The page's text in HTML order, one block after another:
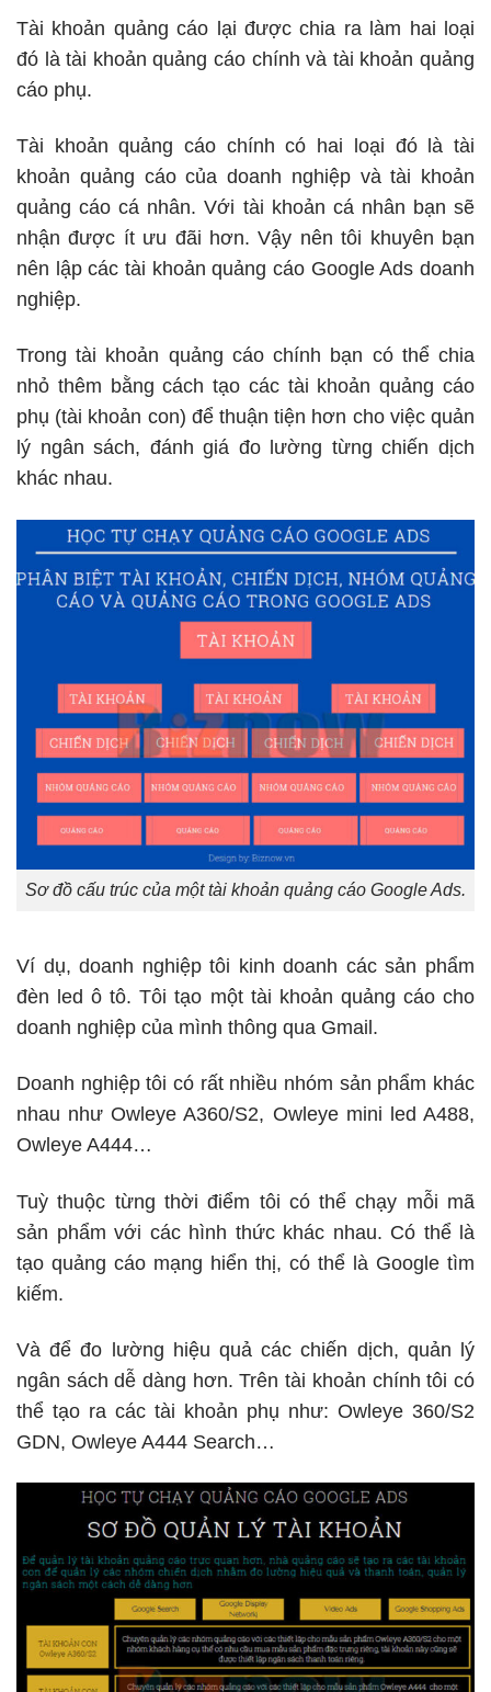
Tài khoản quảng cáo lại được chia ra làm hai loại
đó là tài khoản quảng cáo chính và tài khoản quảng
cáo phụ.
Tài khoản quảng cáo chính có hai loại đó là tài
khoản quảng cáo của doanh nghiệp và tài khoản
quảng cáo cá nhân. Với tài khoản cá nhân bạn sẽ
nhận được ít ưu đãi hơn. Vậy nên tôi khuyên bạn
nên lập các tài khoản quảng cáo Google Ads doanh
nghiệp.
Trong tài khoản quảng cáo chính bạn có thể chia
nhỏ thêm bằng cách tạo các tài khoản quảng cáo
phụ (tài khoản con) để thuận tiện hơn cho việc quản
lý ngân sách, đánh giá đo lường từng chiến dịch
khác nhau.
Sơ đồ cấu trúc của một tài khoản quảng cáo Google Ads.
Ví dụ, doanh nghiệp tôi kinh doanh các sản phẩm
đèn led ô tô. Tôi tạo một tài khoản quảng cáo cho
doanh nghiệp của mình thông qua Gmail.
Doanh nghiệp tôi có rất nhiều nhóm sản phẩm khác
nhau như Owleye A360/S2, Owleye mini led A488,
Owleye A444…
Tuỳ thuộc từng thời điểm tôi có thể chạy mỗi mã
sản phẩm với các hình thức khác nhau. Có thể là
tạo quảng cáo mạng hiển thị, có thể là Google tìm
kiếm.
Và để đo lường hiệu quả các chiến dịch, quản lý
ngân sách dễ dàng hơn. Trên tài khoản chính tôi có
thể tạo ra các tài khoản phụ như: Owleye 360/S2
GDN, Owleye A444 Search…